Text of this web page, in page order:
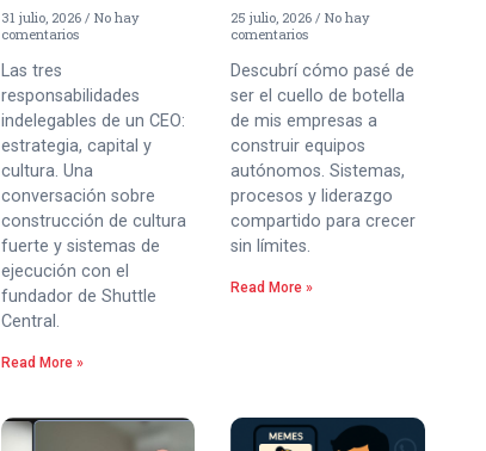
31 julio, 2026
No hay
comentarios
Las tres
responsabilidades
indelegables de un CEO:
estrategia, capital y
cultura. Una
conversación sobre
construcción de cultura
fuerte y sistemas de
ejecución con el
fundador de Shuttle
Central.
Read More »
25 julio, 2026 No hay
comentarios
Descubrí cómo pasé de
ser el cuello de botella
de mis empresas a
construir equipos
autónomos. Sistemas,
procesos y liderazgo
compartido para crecer
sin límites.
Read More »